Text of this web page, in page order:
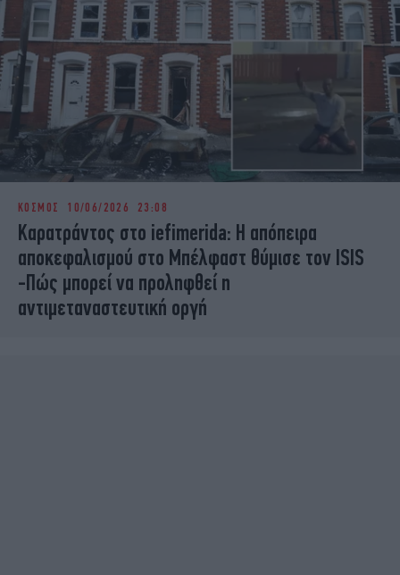
ΚΟΣΜΟΣ 10/06/2026 23:08
Καρατράντος στο iefimerida: Η απόπειρα
αποκεφαλισμού στο Μπέλφαστ θύμισε τον ISIS
-Πώς μπορεί να προληφθεί η
αντιμεταναστευτική οργή